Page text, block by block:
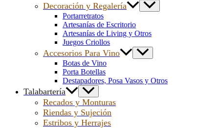
Decoración y Regalería
Portarretratos
Artesanías de Escritorio
Artesanías de Living y Otros
Juegos Criollos
Accesorios Para Vino
Botas de Vino
Porta Botellas
Destapadores, Posa Vasos y Otros
Talabartería
Recados y Monturas
Riendas y Sujeción
Estribos y Herrajes